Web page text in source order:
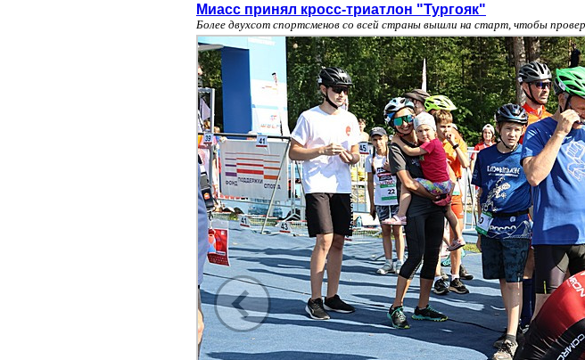
Миасс принял кросс-триатлон "Тургояк"
Более двухсот спортсменов со всей страны вышли на старт, чтобы